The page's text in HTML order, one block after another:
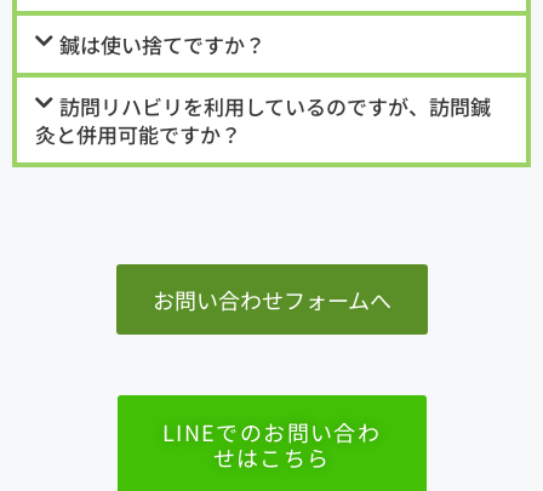
鍼は使い捨てですか？
訪問リハビリを利用しているのですが、訪問鍼
灸と併用可能ですか？
お問い合わせフォームへ
LINEでのお問い合わ
せはこちら